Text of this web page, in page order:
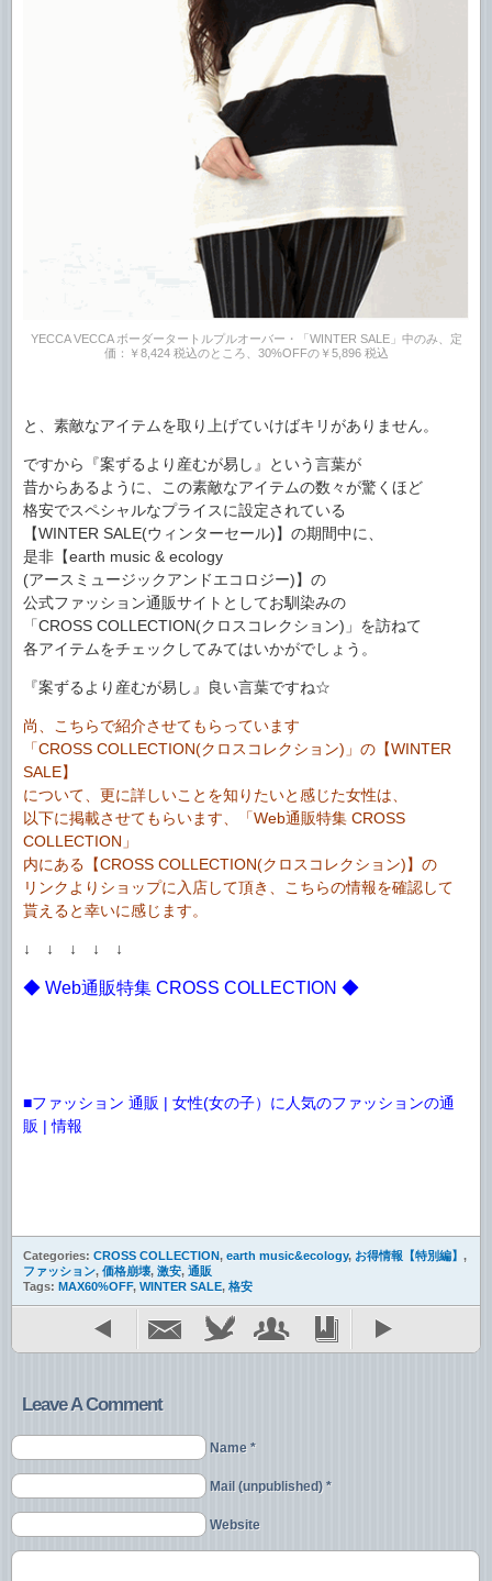
YECCA VECCA ボーダータートルプルオーバー・「WINTER SALE」中のみ、定
価：￥8,424 税込のところ、30%OFFの￥5,896 税込
と、素敵なアイテムを取り上げていけばキリがありません。
ですから『案ずるより産むが易し』という言葉が
昔からあるように、この素敵なアイテムの数々が驚くほど
格安でスペシャルなプライスに設定されている
【WINTER SALE(ウィンターセール)】の期間中に、
是非【earth music & ecology
(アースミュージックアンドエコロジー)】の
公式ファッション通販サイトとしてお馴染みの
「CROSS COLLECTION(クロスコレクション)」を訪ねて
各アイテムをチェックしてみてはいかがでしょう。
『案ずるより産むが易し』良い言葉ですね☆
尚、こちらで紹介させてもらっています
「CROSS COLLECTION(クロスコレクション)」の【WINTER
SALE】
について、更に詳しいことを知りたいと感じた女性は、
以下に掲載させてもらいます、「Web通販特集 CROSS
COLLECTION」
内にある【CROSS COLLECTION(クロスコレクション)】の
リンクよりショップに入店して頂き、こちらの情報を確認して
貰えると幸いに感じます。
↓ ↓ ↓ ↓ ↓
◆ Web通販特集 CROSS COLLECTION ◆
■ファッション 通販 | 女性(女の子）に人気のファッションの通
販 | 情報
Categories: CROSS COLLECTION, earth music&ecology, お得情報【特別編】 ,
ファッション, 価格崩壊, 激安, 通販
Tags: MAX60%OFF, WINTER SALE, 格安
Leave A Comment
Name *
Mail (unpublished) *
Website